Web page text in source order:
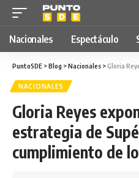
Nacionales Espectáculo
PuntoSDE >Blog >Nacionales >Gloria Reyes
NACIONALES
Gloria Reyes
estrategia de
cumplimiento de